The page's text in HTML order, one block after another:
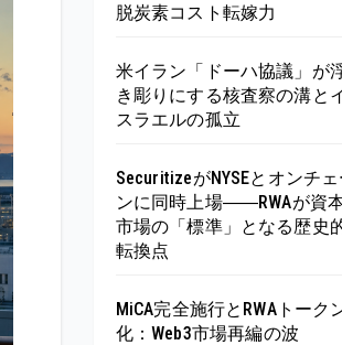
脱炭素コスト転嫁力
米イラン「ドーハ協議」が
き彫りにする核査察の溝と
スラエルの孤立
SecuritizeがNYSEとオンチェ
ンに同時上場――RWAが資
市場の「標準」となる歴史
転換点
MiCA完全施行とRWAトーク
化：Web3市場再編の波